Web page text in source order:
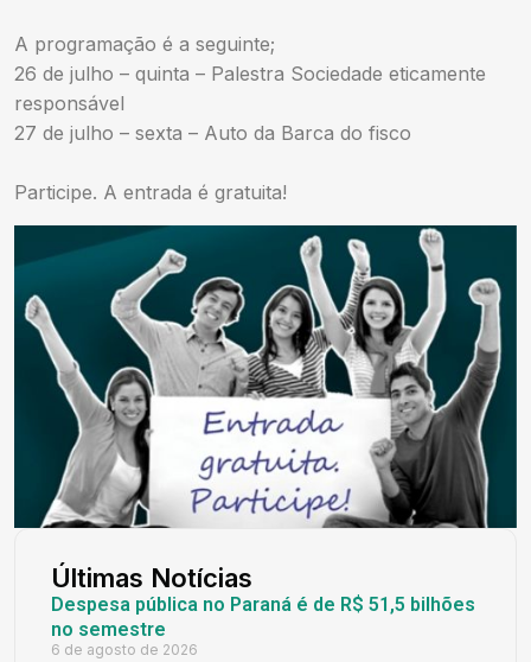
A programação é a seguinte;
26 de julho – quinta – Palestra Sociedade eticamente
responsável
27 de julho – sexta – Auto da Barca do fisco
Participe. A entrada é gratuita!
Últimas Notícias
Despesa pública no Paraná é de R$ 51,5 bilhões
no semestre
6 de agosto de 2026